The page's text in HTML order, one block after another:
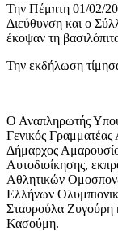
Την Πέμπτη 01/02/
Διεύθυνση και ο
έκοψαν τη
Την εκδήλωση
Ο Αναπληρωτής
Γενικός
Δήμαρχος
Αυτοδιοίκησης,
Αθλητικών
Ελλήνων
Σταυρούλα Ζυγούρη
Κασούμη.